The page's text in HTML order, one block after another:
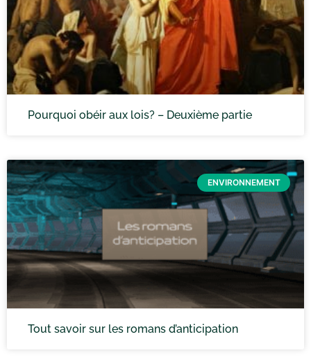
Pourquoi obéir aux lois? – Deuxième partie
ENVIRONNEMENT
Tout savoir sur les romans d’anticipation